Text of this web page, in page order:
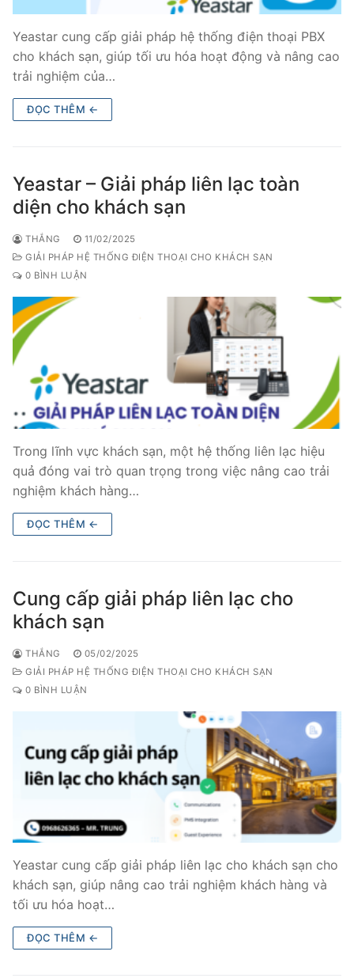
Yeastar cung cấp giải pháp hệ thống điện thoại PBX
cho khách sạn, giúp tối ưu hóa hoạt động và nâng cao
trải nghiệm của…
ĐỌC THÊM ←
Yeastar – Giải pháp liên lạc toàn
diện cho khách sạn
THẮNG
11/02/2025
GIẢI PHÁP HỆ THỐNG ĐIỆN THOẠI CHO KHÁCH SẠN
0 BÌNH LUẬN
Trong lĩnh vực khách sạn, một hệ thống liên lạc hiệu
quả đóng vai trò quan trọng trong việc nâng cao trải
nghiệm khách hàng…
ĐỌC THÊM ←
Cung cấp giải pháp liên lạc cho
khách sạn
THẮNG
05/02/2025
GIẢI PHÁP HỆ THỐNG ĐIỆN THOẠI CHO KHÁCH SẠN
0 BÌNH LUẬN
Yeastar cung cấp giải pháp liên lạc cho khách sạn cho
khách sạn, giúp nâng cao trải nghiệm khách hàng và
tối ưu hóa hoạt…
ĐỌC THÊM ←